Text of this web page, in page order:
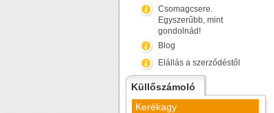
Csomagcsere.
Egyszerűbb, mint
gondolnád!
Blog
Elállás a szerződéstől
Küllőszámoló
Kerékagy